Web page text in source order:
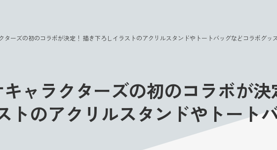
ターズの初のコラボが決定！ 描き下ろしイラストのアクリルスタンドやトートバッグなどコラボグッ
ャラクターズの初のコラボが決
トのアクリルスタンドやトート